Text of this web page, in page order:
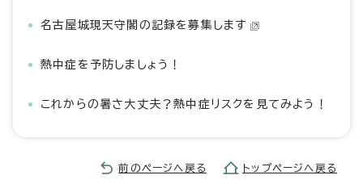
名古屋城現天守閣の記録を募集します
熱中症を予防しましょう！
これからの暑さ大丈夫？熱中症リスクを見てみよう！
前のページへ戻る トップページへ戻る